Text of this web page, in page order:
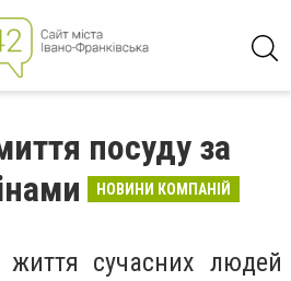
посуду за
НОВИНИ КОМПАНІЙ
сучасних людей